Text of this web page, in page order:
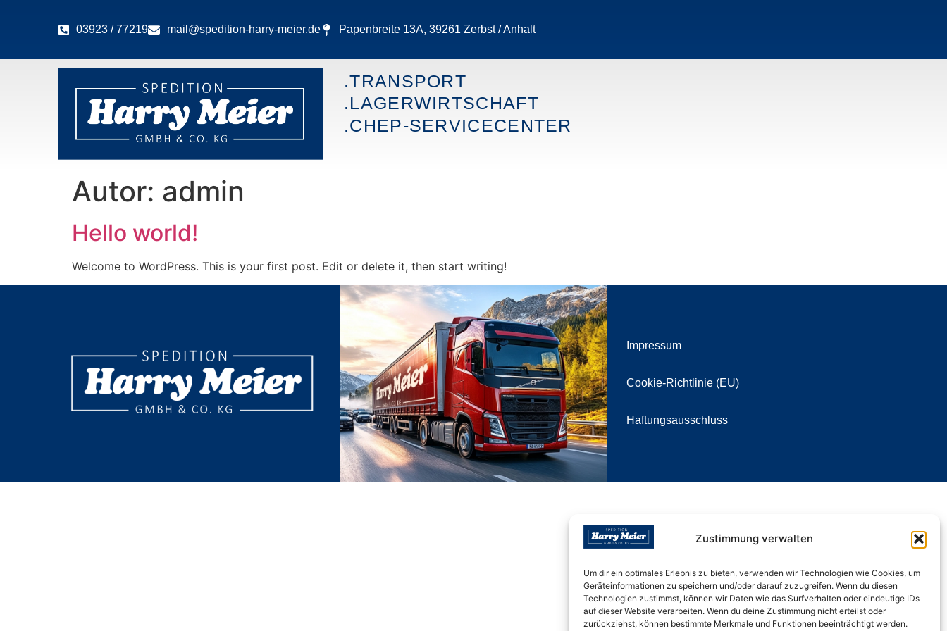
Zustimmung verwalten
Um dir ein optimales Erlebnis zu bieten, verwenden wir Technologien wie Cookies, um
Geräteinformationen zu speichern und/oder darauf zuzugreifen. Wenn du diesen
Technologien zustimmst, können wir Daten wie das Surfverhalten oder eindeutige IDs
auf dieser Website verarbeiten. Wenn du deine Zustimmung nicht erteilst oder
zurückziehst, können bestimmte Merkmale und Funktionen beeinträchtigt werden.
03923 / 77219 mail@spedition-harry-meier.de Papenbreite 13A, 39261 Zerbst / Anhalt
.TRANSPORT
.LAGERWIRTSCHAFT
.CHEP-SERVICECENTER
Autor: admin
Hello world!
Welcome to WordPress. This is your first post. Edit or delete it, then start writing!
Impressum
Cookie-Richtlinie (EU)
Haftungsausschluss